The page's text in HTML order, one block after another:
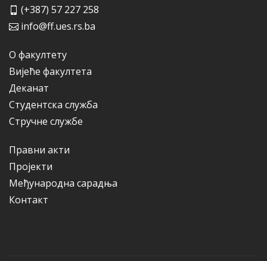
(+387) 57 227 258
info@ff.ues.rs.ba
О факултету
Вијеће факултета
Деканат
Студентска служба
Стручне службе
Правни акти
Пројекти
Међународна сарадња
Контакт